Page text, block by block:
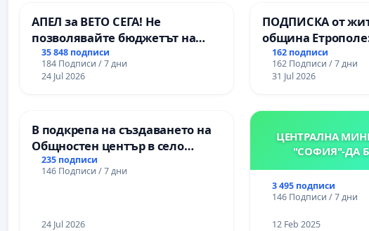
АПЕЛ за ВЕТО СЕГА! Не
позволявайте бюджетът на
Радев да открадне парите и
правата ни в тъмното
35 848 подписи
184 Подписи / 7 дни
24 Jul 2026
ПОДПИСКА от
община
за ясни гаранции
МЕД” АД и от
се изпълнят
162 подписи
162 Подписи / 7 дни
31 Jul 2026
В подкрепа на създаването на
Общностен център в село
Църква
235 подписи
146 Подписи / 7 дни
24 Jul 2026
ЦЕНТРАЛНА
"СОФИЯ"-ДА
3 495 подписи
146 Подписи / 7 дни
12 Feb 2025